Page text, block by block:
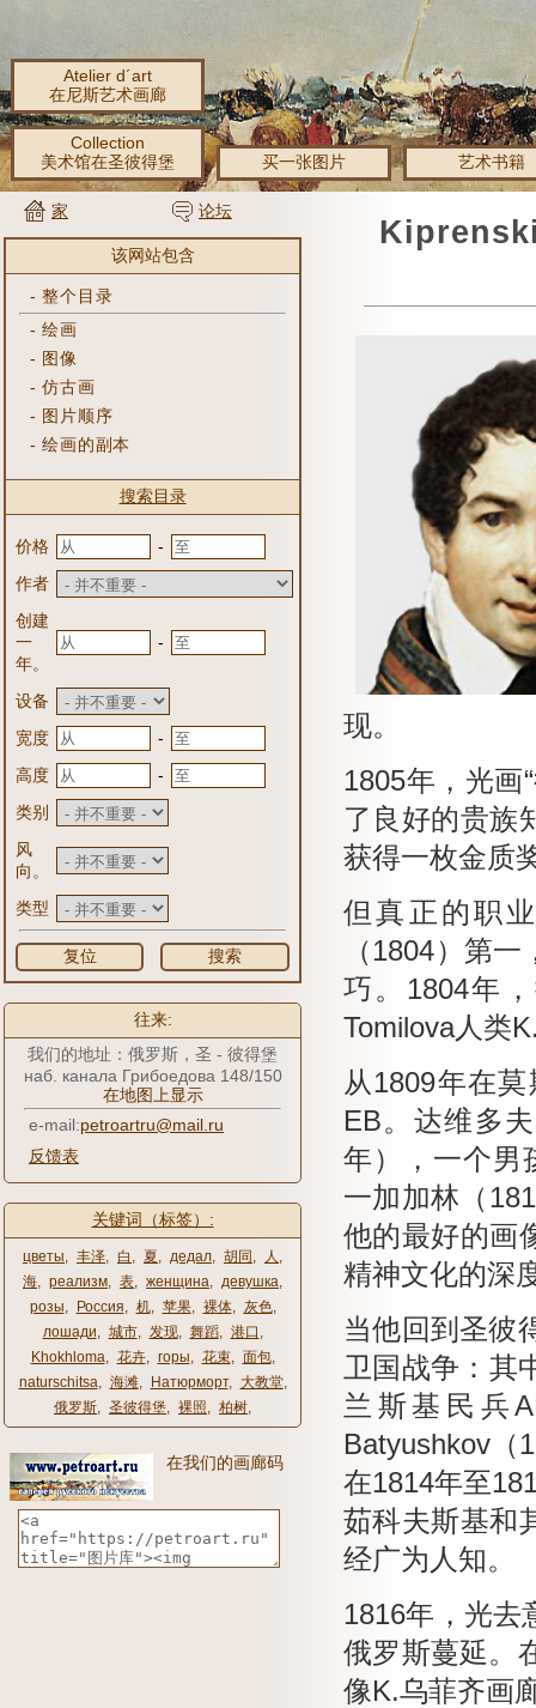
Atelier d´art
在尼斯艺术画廊
Collection
美术馆在圣彼得堡
买一张图片 艺术书籍
家 论坛
该网站包含
-整个目录
-绘画
- 图像
-仿古画
- 图片顺序
-绘画的副本
搜索目录
价格
-
作者
创建
一
年。
-
设备
宽度
-
高度
-
类别
风
向。
类型
复位 搜索
往来:
我们的地址：俄罗斯，圣 - 彼得堡
наб. канала Грибоедова 148/150
在地图上显示
e-mail:petroartru@mail.ru
反馈表
关键词（标签）:
цветы, 丰泽, 白 , 夏, дедал, 胡同 , 人 ,
海, реализм, 表, женщина, девушка,
розы, Россия, 机, 苹果, 裸体, 灰色,
лошади, 城市, 发现, 舞蹈, 港口 ,
Khokhloma, 花卉, горы, 花束, 面包,
naturschitsa, 海滩, Натюрморт, 大教堂,
俄罗斯, 圣彼得堡, 裸照, 柏树,
在我们的画廊码
现。
1805年，光画
了良好的贵族
获得一枚金质
但真正的职
（1804）第
巧。 1804年
Tomilova人类
从1809年在
EB。 达维多
年），一个男
一加加林（
他的最好的画
精神文化的深
当他回到圣彼
卫国战争：其
兰斯基民兵
Batyushkov（
在1814年至
茹科夫斯基和
经广为人知。
1816年，光去
俄罗斯蔓延。
像K.乌菲齐画